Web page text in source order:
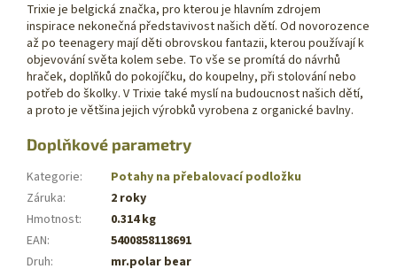
Trixie je belgická značka, pro kterou je hlavním zdrojem
inspirace nekonečná představivost našich dětí. Od novorozence
až po teenagery mají děti obrovskou fantazii, kterou používají k
objevování světa kolem sebe. To vše se promítá do návrhů
hraček, doplňků do pokojíčku, do koupelny, při stolování nebo
potřeb do školky. V Trixie také myslí na budoucnost našich dětí,
a proto je většina jejich výrobků vyrobena z organické bavlny.
Doplňkové parametry
Kategorie:
Potahy na přebalovací podložku
Záruka:
2 roky
Hmotnost:
0.314 kg
EAN:
5400858118691
Druh:
mr.polar bear